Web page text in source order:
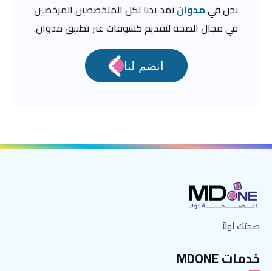
نحن فيمدوان نمد يدنا لكل المتخصصين المرخصين
في مجال الصحة لتقديم كشوفات عبر تطبيق مدوان.
انضم لنا
صحتك اولاً
خدمات MDONE